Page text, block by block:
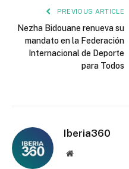
PREVIOUS ARTICLE
Nezha Bidouane renueva su
mandato en la Federación
Internacional de Deporte
para Todos
Iberia360
Website